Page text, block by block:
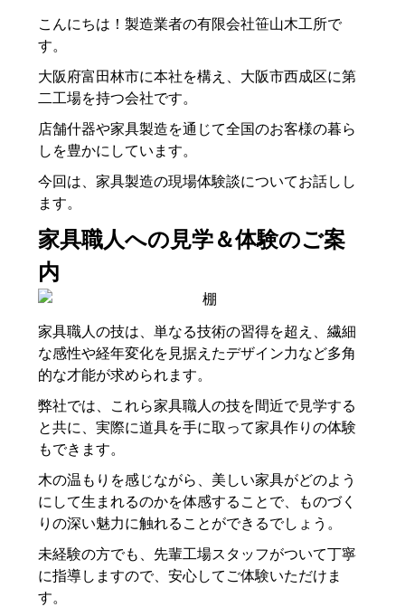
こんにちは！製造業者の有限会社笹山木工所で
す。
大阪府富田林市に本社を構え、大阪市西成区に第
二工場を持つ会社です。
店舗什器や家具製造を通じて全国のお客様の暮ら
しを豊かにしています。
今回は、家具製造の現場体験談についてお話しし
ます。
家具職人への見学＆体験のご案
内
家具職人の技は、単なる技術の習得を超え、繊細
な感性や経年変化を見据えたデザイン力など多角
的な才能が求められます。
弊社では、これら家具職人の技を間近で見学する
と共に、実際に道具を手に取って家具作りの体験
もできます。
木の温もりを感じながら、美しい家具がどのよう
にして生まれるのかを体感することで、ものづく
りの深い魅力に触れることができるでしょう。
未経験の方でも、先輩工場スタッフがついて丁寧
に指導しますので、安心してご体験いただけま
す。